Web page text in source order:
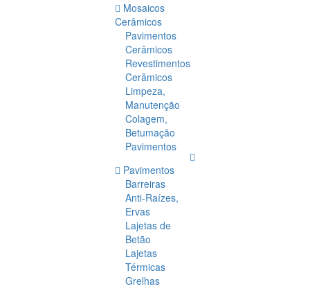
Mosaicos
Cerâmicos
Pavimentos
Cerâmicos
Revestimentos
Cerâmicos
Limpeza,
Manutenção
Colagem,
Betumação
Pavimentos
Pavimentos
Barreiras
Anti-Raízes,
Ervas
Lajetas de
Betão
Lajetas
Térmicas
Grelhas